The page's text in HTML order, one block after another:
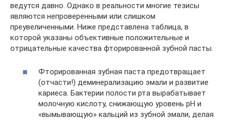
ведутся давно. Однако в реальности многие тезисы
являются непроверенными или слишком
преувеличенными. Ниже представлена таблица, в
которой указаны объективные положительные и
отрицательные качества фторированной зубной пасты.
Фторированная зубная паста предотвращает
(отчасти!) деминерализацию эмали и развитие
кариеса. Бактерии полости рта вырабатывает
молочную кислоту, снижающую уровень pH и
«вымывающую» кальций из зубной эмали, делая